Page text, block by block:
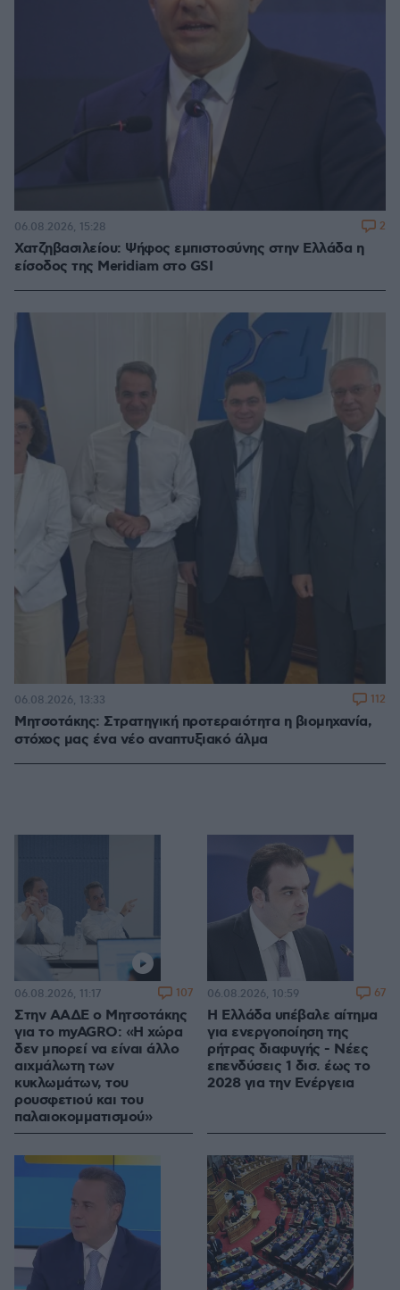
Χατζηβασιλείου: Ψήφος εμπιστοσύνης στην Ελλάδα η
είσοδος της Meridiam στο GSI
06.08.2026, 15:28 2
Μητσοτάκης: Στρατηγική προτεραιότητα η βιομηχανία,
στόχος μας ένα νέο αναπτυξιακό άλμα
06.08.2026, 13:33 112
Στην ΑΑΔΕ ο Μητσοτάκης
για το myAGRO: «Η χώρα
δεν μπορεί να είναι άλλο
αιχμάλωτη των
κυκλωμάτων, του
ρουσφετιού και του
παλαιοκομματισμού»
06.08.2026, 11:17 107
Η Ελλάδα υπέβαλε αίτημα
για ενεργοποίηση της
ρήτρας διαφυγής - Νέες
επενδύσεις 1 δισ. έως το
2028 για την Ενέργεια
06.08.2026, 10:59 67